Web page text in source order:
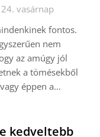
vasárnap
fontos.
nem
az amúgy jól
a tömésekből
éppen a…
kedveltebb